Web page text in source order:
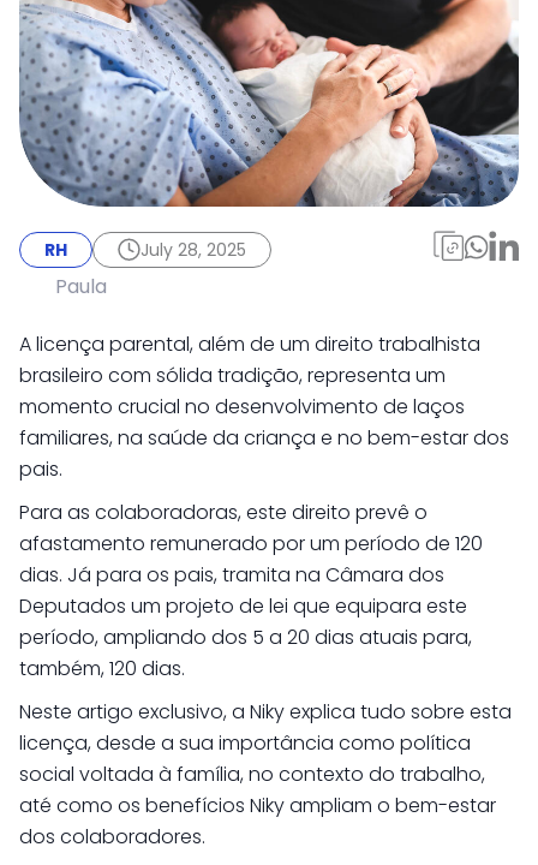
Licença Parental:
como funciona, tipos e
muito mais!
RH July 28, 2025
Paula
A licença parental, além de um direito trabalhista
brasileiro com sólida tradição, representa um
momento crucial no desenvolvimento de laços
familiares, na saúde da criança e no bem-estar dos
pais.
Para as colaboradoras, este direito prevê o
afastamento remunerado por um período de 120
dias. Já para os pais, tramita na Câmara dos
Deputados um projeto de lei que equipara este
período, ampliando dos 5 a 20 dias atuais para,
também, 120 dias.
Neste artigo exclusivo, a Niky explica tudo sobre esta
licença, desde a sua importância como política
social voltada à família, no contexto do trabalho,
até como os benefícios Niky ampliam o bem-estar
dos colaboradores.